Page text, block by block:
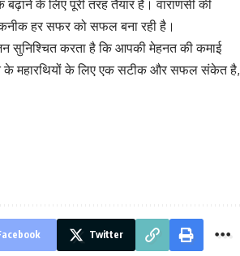
के लिए पूरी तरह तैयार है। वाराणसी की
हर सफर को सफल बना रही है।
सुनिश्चित करता है कि आपकी मेहनत की कमाई
के महारथियों के लिए एक सटीक और सफल संकेत है,
Twitter